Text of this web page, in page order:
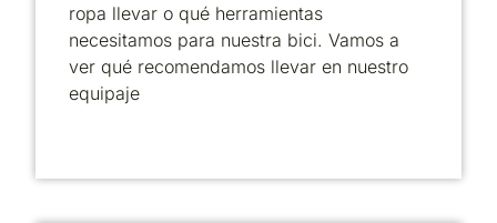
ropa llevar o qué herramientas
necesitamos para nuestra bici. Vamos a
ver qué recomendamos llevar en nuestro
equipaje